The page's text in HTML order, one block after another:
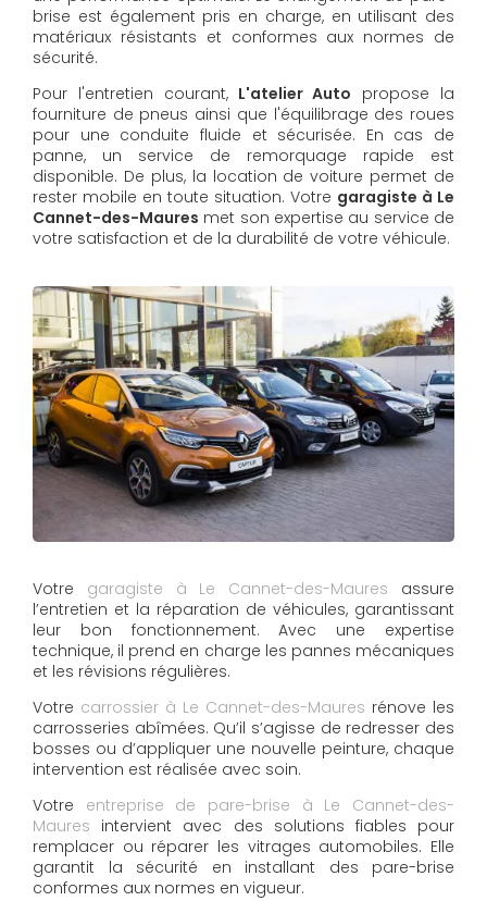
brise est également pris en charge, en utilisant des
matériaux résistants et conformes aux normes de
sécurité.
Pour l'entretien courant,L'atelier Auto propose la
fourniture de pneus ainsi que l'équilibrage des roues
pour une conduite fluide et sécurisée. En cas de
panne, un service de remorquage rapide est
disponible. De plus, la location de voiture permet de
rester mobile en toute situation. Votre garagiste à Le
Cannet-des-Maures met son expertise au service de
votre satisfaction et de la durabilité de votre véhicule.
Votre garagiste à Le Cannet-des-Maures assure
l’entretien et la réparation de véhicules, garantissant
leur bon fonctionnement. Avec une expertise
technique, il prend en charge les pannes mécaniques
et les révisions régulières.
Votre carrossier à Le Cannet-des-Maures rénove les
carrosseries abîmées. Qu’il s’agisse de redresser des
bosses ou d’appliquer une nouvelle peinture, chaque
intervention est réalisée avec soin.
Votre entreprise de pare-brise à Le Cannet-des-
Maures intervient avec des solutions fiables pour
remplacer ou réparer les vitrages automobiles. Elle
garantit la sécurité en installant des pare-brise
conformes aux normes en vigueur.